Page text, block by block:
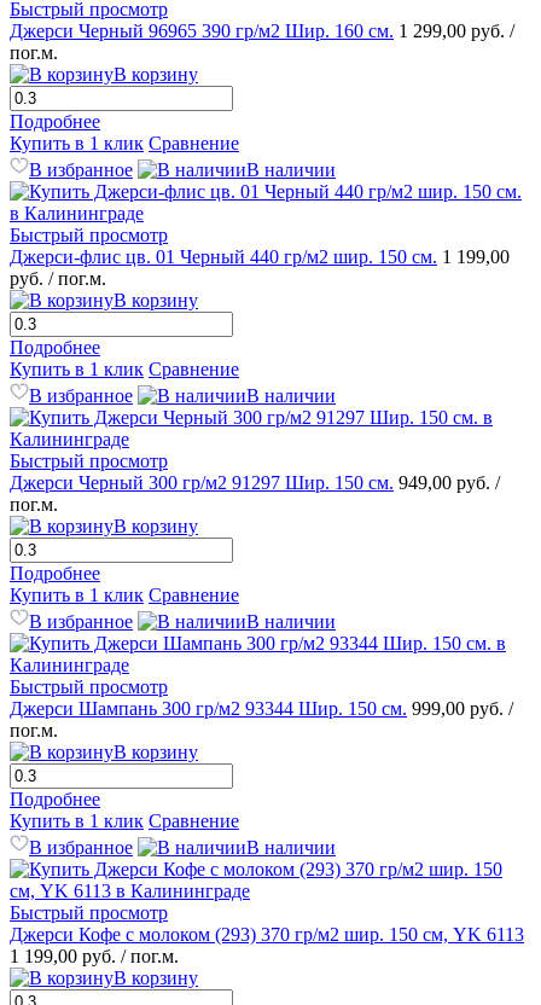
Быстрый просмотр
Джерси Черный 96965 390 гр/м2 Шир. 160 см. 1 299,00 руб. /
пог.м.
В корзину
Подробнее
Купить в 1 клик Сравнение
В избранное
В наличии
Быстрый просмотр
Джерси-флис цв. 01 Черный 440 гр/м2 шир. 150 см. 1 199,00
руб. / пог.м.
В корзину
Подробнее
Купить в 1 клик Сравнение
В избранное
В наличии
Быстрый просмотр
Джерси Черный 300 гр/м2 91297 Шир. 150 см. 949,00 руб. /
пог.м.
В корзину
Подробнее
Купить в 1 клик Сравнение
В избранное
В наличии
Быстрый просмотр
Джерси Шампань 300 гр/м2 93344 Шир. 150 см. 999,00 руб. /
пог.м.
В корзину
Подробнее
Купить в 1 клик Сравнение
В избранное
В наличии
Быстрый просмотр
Джерси Кофе с молоком (293) 370 гр/м2 шир. 150 см, YK 6113
1 199,00 руб. / пог.м.
В корзину